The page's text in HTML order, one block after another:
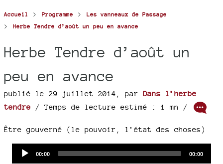
Accueil > Programme > Les vanneaux de Passage
> Herbe Tendre d’août un peu en avance
Herbe Tendre d’août un
peu en avance
publié le 29 juillet 2014 par Dans l’herbe
tendre / Temps de lecture estimé : 1 mn /
Être gouverné (le pouvoir, l’état des choses)
Current
00:00
Total
00:00